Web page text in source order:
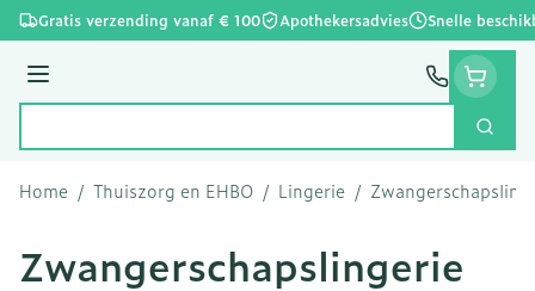
Ga naar de inhoud
Gratis verzending vanaf € 100 Apothekersadvies Snelle
Menu
Zoek
Home / Thuiszorg en EHBO / Lingerie /
Zwangerschapslingerie